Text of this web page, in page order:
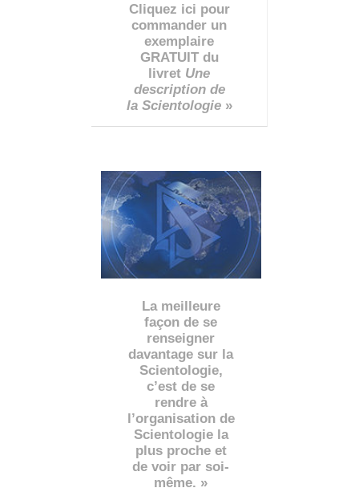
Cliquez ici pour
commander un
exemplaire
GRATUIT du
livret Une
description de
la Scientologie»
La meilleure
façon de se
renseigner
davantage sur la
Scientologie,
c’est de se
rendre à
l’organisation de
Scientologie la
plus proche et
de voir par soi-
même. »